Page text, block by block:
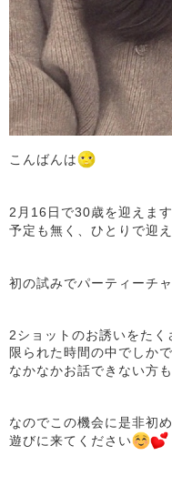
こんばんは
2月16日で30歳を迎えます
予定も無く、ひとりで迎
初の試みでパーティーチ
2ショットのお誘いをた
限られた時間の中でしか
なかなかお話できない方
なのでこの機会に是非初
遊びに来てください